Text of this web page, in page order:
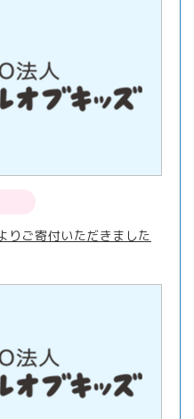
りご寄付いただきました